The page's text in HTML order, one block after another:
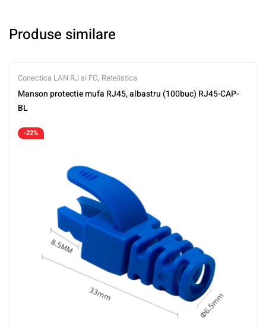
Produse similare
Conectica LAN RJ si FO, Retelistica
Manson protectie mufa RJ45, albastru (100buc) RJ45-CAP-
BL
-22%